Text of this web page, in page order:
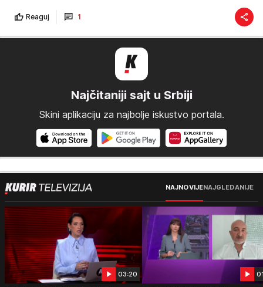
Reaguj 1
Najčitaniji sajt u Srbiji
Skini aplikaciju za najbolje iskustvo portala.
NAJNOVIJENAJGLEDANIJE
03:20